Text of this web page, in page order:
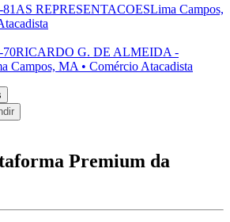
AS REPRESENTACOESLima Campos,
70RICARDO G. DE ALMEIDA -
Campos, MA • Comércio Atacadista
Premium da